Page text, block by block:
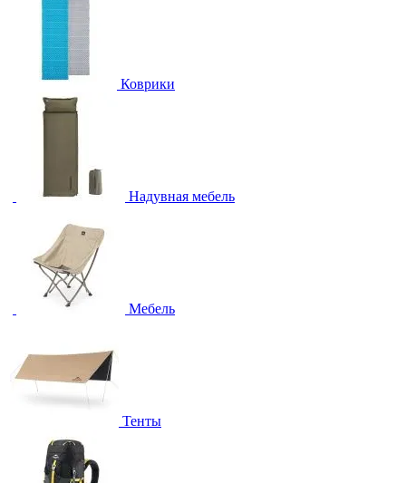
Коврики
Надувная мебель
Мебель
Тенты